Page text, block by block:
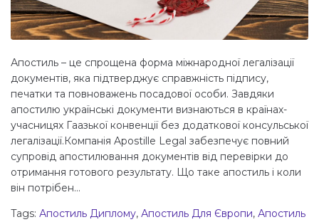
Апостиль – це спрощена форма міжнародної легалізації
документів, яка підтверджує справжність підпису,
печатки та повноважень посадової особи. Завдяки
апостилю українські документи визнаються в країнах-
учасницях Гаазької конвенції без додаткової консульської
легалізації.Компанія Apostille Legal забезпечує повний
супровід апостилювання документів від перевірки до
отримання готового результату. Що таке апостиль і коли
він потрібен...
Tags: Апостиль Диплому, Апостиль Для Європи, Апостиль